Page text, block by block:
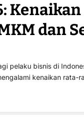
dan
pelaku bisnis di
kenaikan